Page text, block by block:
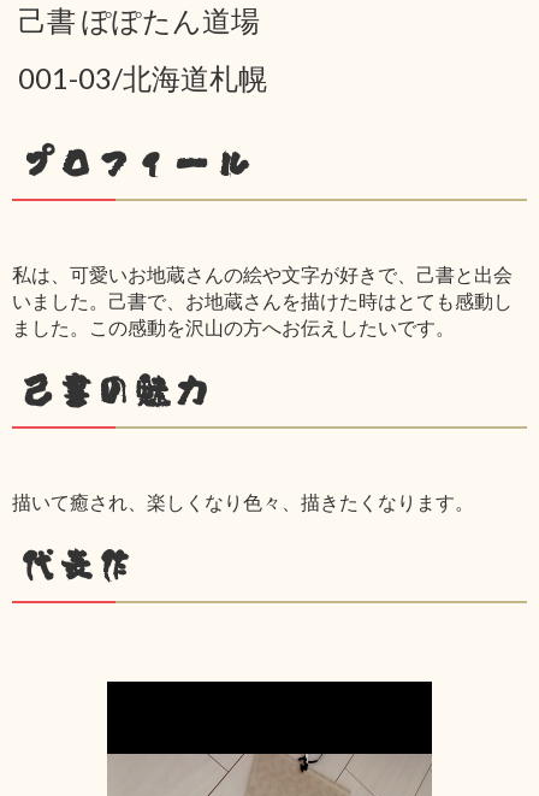
己書 ぽぽたん道場
001-03/北海道札幌
プロフィール
私は、可愛いお地蔵さんの絵や文字が好きで、己書と出会
いました。己書で、お地蔵さんを描けた時はとても感動し
ました。この感動を沢山の方へお伝えしたいです。
己書の魅力
描いて癒され、楽しくなり色々、描きたくなります。
代表作